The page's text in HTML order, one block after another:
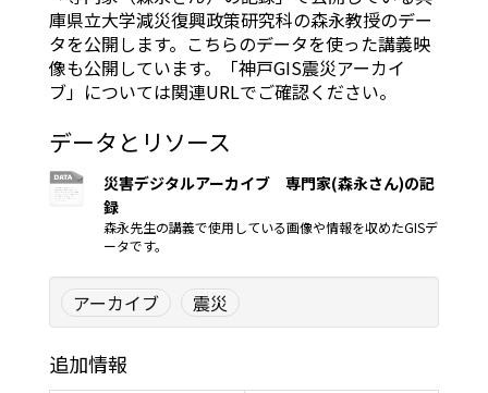
庫県立大学減災復興政策研究科の森永教授のデー
タを公開します。こちらのデータを使った講義映
像も公開しています。「神戸GIS震災アーカイ
ブ」については関連URLでご確認ください。
データとリソース
災害デジタルアーカイブ 専門家(森永さん)の記
録
森永先生の講義で使用している画像や情報を収めたGISデ
ータです。
アーカイブ 震災
追加情報